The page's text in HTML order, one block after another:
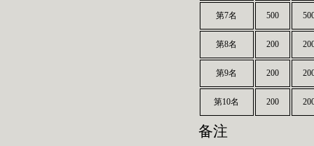
第7名 500
第8名 200
第9名 200
第10名 200
备注